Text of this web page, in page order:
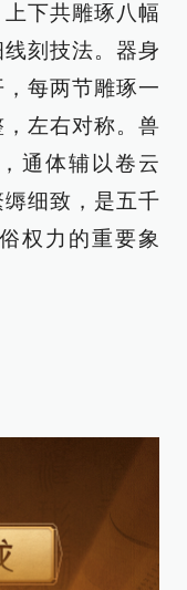
下共雕琢八幅
刻技法。器身
每两节雕琢一
左右对称。兽
通体辅以卷云
细致，是五千
权力的重要象